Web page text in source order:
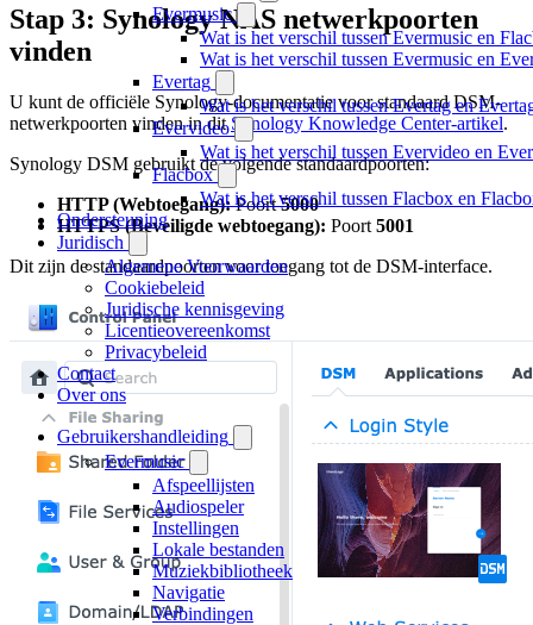
Evermusic
Wat is het verschil tussen Evermusic en
Wat is het verschil tussen Evermusic en
Evertag
Wat is het verschil tussen Evertag en
Evervideo
Wat is het verschil tussen Evervideo en
Flacbox
Wat is het verschil tussen Flacbox en
Ondersteuning
Juridisch
Algemene Voorwaarden
Cookiebeleid
Juridische kennisgeving
Licentieovereenkomst
Privacybeleid
Contact
Over ons
Gebruikershandleiding
Evermusic
Afspeellijsten
Audiospeler
Instellingen
Lokale bestanden
Muziekbibliotheek
Navigatie
Verbindingen
Stap 3: Synology NAS netwerkpoorten
vinden
U kunt de officiële Synology-documentatie voor standaard DSM-
netwerkpoorten vinden in ditSynology Knowledge Center-artikel.
Synology DSM gebruikt de volgende standaardpoorten:
HTTP (Webtoegang):Poort5000
HTTPS (Beveiligde webtoegang): Poort 5001
Dit zijn de standaardpoorten voor toegang tot de DSM-interface.